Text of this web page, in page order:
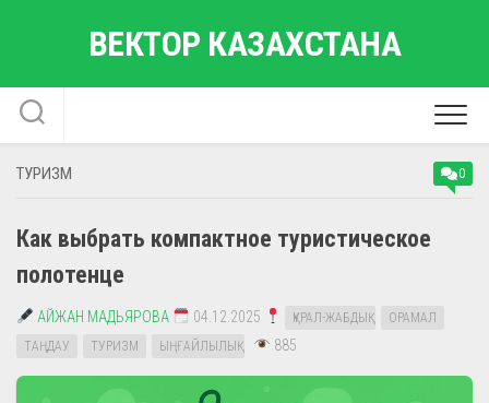
ВЕКТОР КАЗАХСТАНА
ТУРИЗМ 0
Как выбрать компактное туристическое
полотенце
АЙЖАН МАДЬЯРОВА 04.12.2025 ҚҰРАЛ-ЖАБДЫҚ
ОРАМАЛ
ТАҢДАУ
ТУРИЗМ ЫҢҒАЙЛЫЛЫҚ 885